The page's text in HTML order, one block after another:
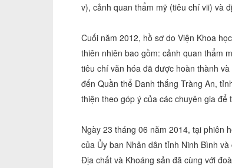
v), cảnh quan thẩm mỹ (tiêu chí vii) và
Cuối năm 2012, hồ sơ do Viện Khoa
thiên nhiên bao gồm: cảnh quan thẩm
tiêu chí văn hóa đã được hoàn thành
đến Quần thể Danh thắng Tràng An,
thiện theo góp ý của các chuyên gia để
Ngày 23 tháng 06 năm 2014, tại phiên
của Ủy ban Nhân dân tỉnh Ninh Bình
Địa chất và Khoáng sản đã cùng với